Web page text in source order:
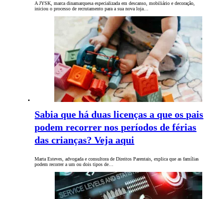
A JYSK, marca dinamarquesa especializada em descanso, mobiliário e decoração,
iniciou o processo de recrutamento para a sua nova loja…
Sabia que há duas licenças a que os pais
podem recorrer nos períodos de férias
das crianças? Veja aqui
Marta Esteves, advogada e consultora de Direitos Parentais, explica que as famílias
podem recorrer a um ou dois tipos de…